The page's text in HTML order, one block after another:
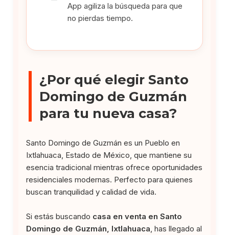
App agiliza la búsqueda para que
no pierdas tiempo.
¿Por qué elegir Santo
Domingo de Guzmán
para tu nueva casa?
Santo Domingo de Guzmán es un Pueblo en
Ixtlahuaca, Estado de México, que mantiene su
esencia tradicional mientras ofrece oportunidades
residenciales modernas. Perfecto para quienes
buscan tranquilidad y calidad de vida.
Si estás buscando casa en venta en Santo
Domingo de Guzmán, Ixtlahuaca , has llegado al